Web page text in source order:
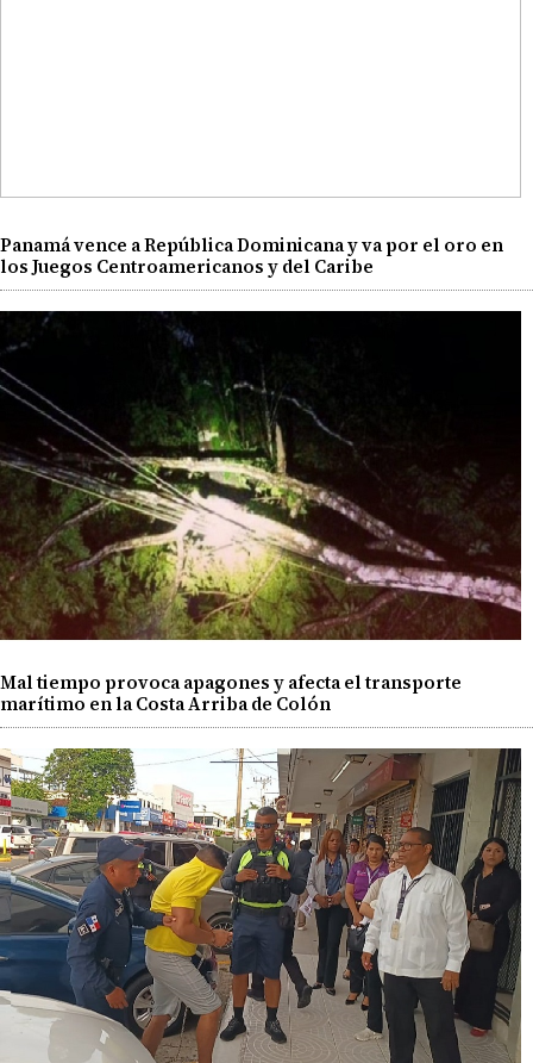
Panamá vence a República Dominicana y va por el oro en
los Juegos Centroamericanos y del Caribe
Mal tiempo provoca apagones y afecta el transporte
marítimo en la Costa Arriba de Colón